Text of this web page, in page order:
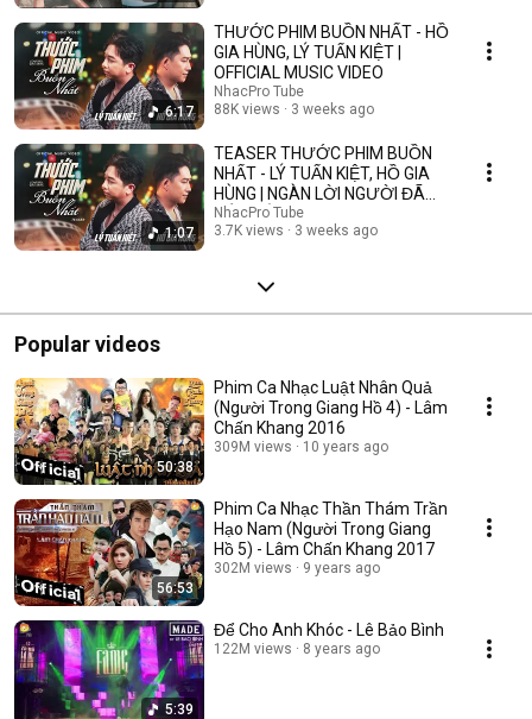
6:17
THƯỚC PHIM BUỒN NHẤT - HỒ
GIA HÙNG, LÝ TUẤN KIỆT |
OFFICIAL MUSIC VIDEO
NhacPro Tube
88K views
3 weeks ago
1:07
TEASER THƯỚC PHIM BUỒN
NHẤT - LÝ TUẤN KIỆT, HỒ GIA
HÙNG | NGÀN LỜI NGƯỜI ĐÃ
NÓI KHÔNG SAI ....
NhacPro Tube
3.7K views
3 weeks ago
Popular videos
50:38
Phim Ca Nhạc Luật Nhân Quả
(Người Trong Giang Hồ 4) - Lâm
Chấn Khang 2016
309M views 10 years ago
56:53
Phim Ca Nhạc Thần Thám Trần
Hạo Nam (Người Trong Giang
Hồ 5) - Lâm Chấn Khang 2017
302M views 9 years ago
5:39
Để Cho Anh Khóc - Lê Bảo Bình
122M views 8 years ago